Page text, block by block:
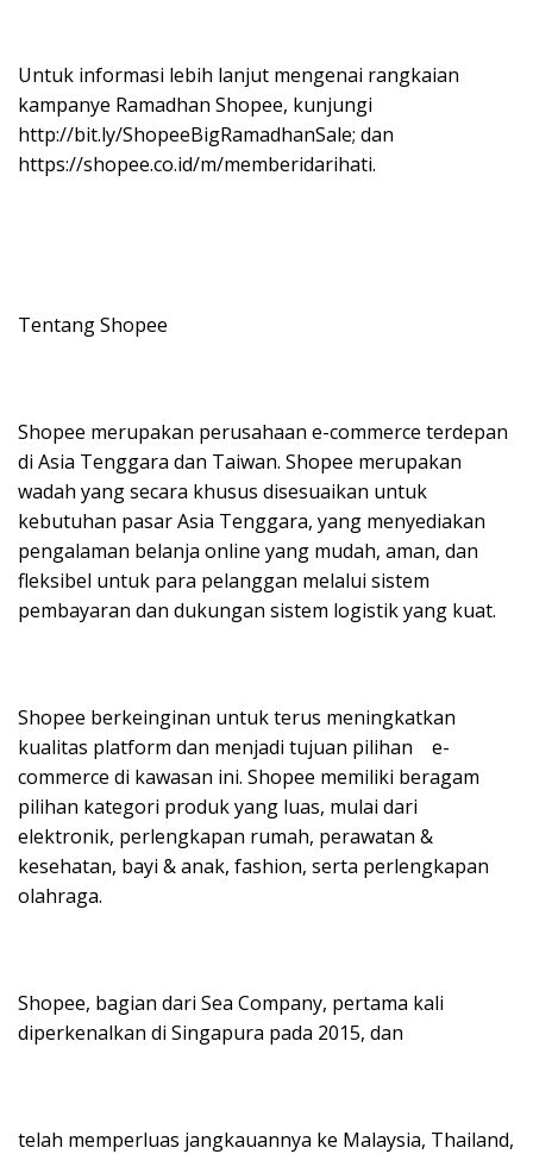
Untuk informasi lebih lanjut mengenai rangkaian
kampanye Ramadhan Shopee, kunjungi
http://bit.ly/ShopeeBigRamadhanSale; dan
https://shopee.co.id/m/memberidarihati.
Tentang Shopee
Shopee merupakan perusahaan e-commerce terdepan
di Asia Tenggara dan Taiwan. Shopee merupakan
wadah yang secara khusus disesuaikan untuk
kebutuhan pasar Asia Tenggara, yang menyediakan
pengalaman belanja online yang mudah, aman, dan
fleksibel untuk para pelanggan melalui sistem
pembayaran dan dukungan sistem logistik yang kuat.
Shopee berkeinginan untuk terus meningkatkan
kualitas platform dan menjadi tujuan pilihan e-
commerce di kawasan ini. Shopee memiliki beragam
pilihan kategori produk yang luas, mulai dari
elektronik, perlengkapan rumah, perawatan &
kesehatan, bayi & anak, fashion, serta perlengkapan
olahraga.
Shopee, bagian dari Sea Company, pertama kali
diperkenalkan di Singapura pada 2015, dan
telah memperluas jangkauannya ke Malaysia, Thailand,